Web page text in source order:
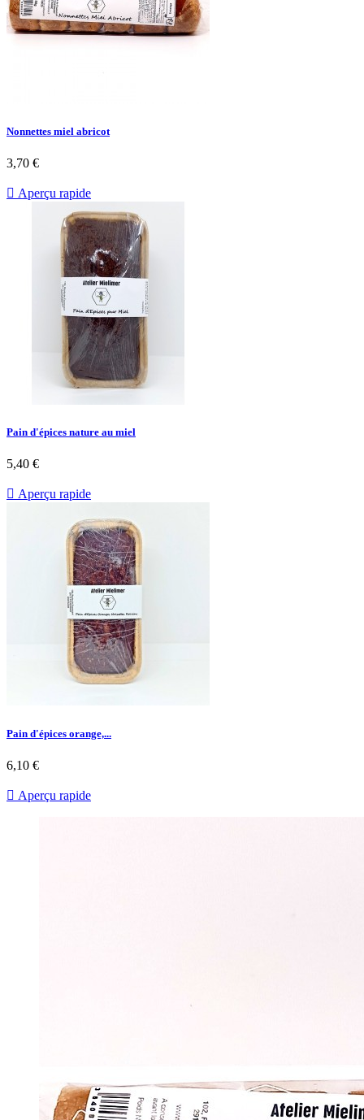
Nonnettes miel abricot
3,70 €
 Aperçu rapide
Pain d'épices nature au miel
5,40 €
 Aperçu rapide
Pain d'épices orange,...
6,10 €
 Aperçu rapide